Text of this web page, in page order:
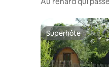
Superhôte
Superhôte